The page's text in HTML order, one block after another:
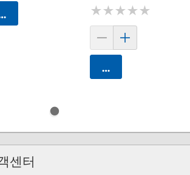
트에 담기 ★★★★★
★★★★★
카트에 담기
센터